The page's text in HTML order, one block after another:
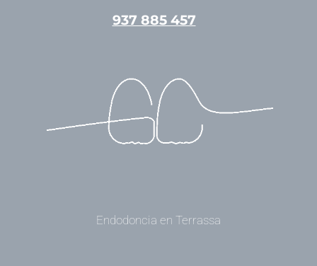
937 885 457
Endodoncia en Terrassa